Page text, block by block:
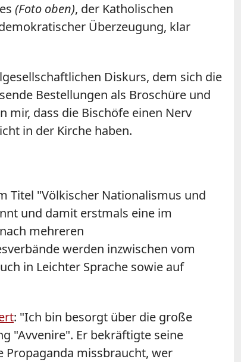
(Foto oben), der Katholischen
Überzeugung, klar
Diskurs, dem sich die
Bestellungen als Broschüre und
mir, dass die Bischöfe einen Nerv
in der Kirche haben.
Titel "Völkischer Nationalismus und
und damit erstmals eine im
mehreren
werden inzwischen vom
in Leichter Sprache sowie auf
: "Ich bin besorgt über die große
"Avvenire". Er bekräftigte seine
Propaganda missbraucht, wer